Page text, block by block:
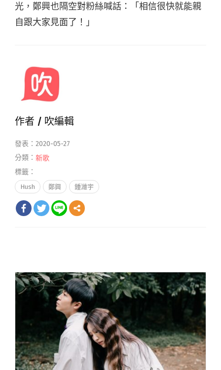
光，鄭興也隔空對粉絲喊話：「相信很快就能親
自跟大家見面了！」
作者 / 吹編輯
發表：2020-05-27
分類： 新歌
標籤：
Hush 鄭興 鍾濰宇